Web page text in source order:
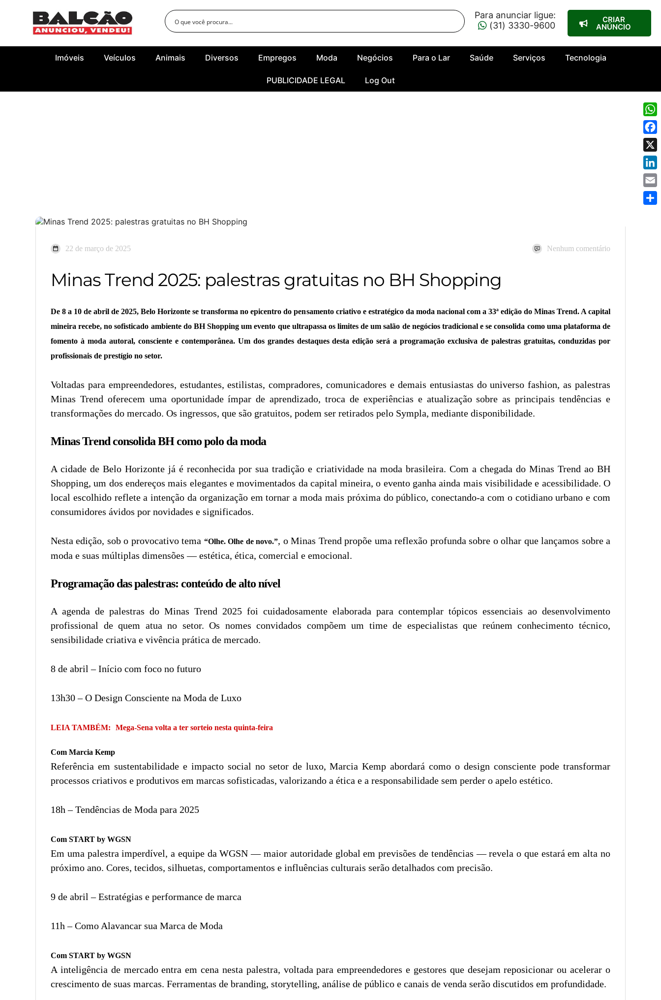
Para anunciar ligue:
(31) 3330-9600
CRIAR
ANÚNCIO
Imóveis Veículos Animais Diversos Empregos Moda Negócios Para o Lar Saúde Serviços Tecnologia
PUBLICIDADE LEGAL Log Out
22 de março de 2025 Nenhum comentário
Minas Trend 2025: palestras gratuitas no BH Shopping
De 8 a 10 de abril de 2025, Belo Horizonte se transforma no epicentro do pensamento criativo e estratégico da moda nacional com a 33ª edição do Minas Trend. A capital
mineira recebe, no sofisticado ambiente do BH Shopping um evento que ultrapassa os limites de um salão de negócios tradicional e se consolida como uma plataforma de
fomento à moda autoral, consciente e contemporânea. Um dos grandes destaques desta edição será a programação exclusiva de palestras gratuitas, conduzidas por
profissionais de prestígio no setor.
Voltadas para empreendedores, estudantes, estilistas, compradores, comunicadores e demais entusiastas do universo fashion, as palestras
Minas Trend oferecem uma oportunidade ímpar de aprendizado, troca de experiências e atualização sobre as principais tendências e
transformações do mercado. Os ingressos, que são gratuitos, podem ser retirados pelo Sympla, mediante disponibilidade.
Minas Trend consolida BH como polo da moda
A cidade de Belo Horizonte já é reconhecida por sua tradição e criatividade na moda brasileira. Com a chegada do Minas Trend ao BH
Shopping, um dos endereços mais elegantes e movimentados da capital mineira, o evento ganha ainda mais visibilidade e acessibilidade. O
local escolhido reflete a intenção da organização em tornar a moda mais próxima do público, conectando-a com o cotidiano urbano e com
consumidores ávidos por novidades e significados.
Nesta edição, sob o provocativo tema “Olhe. Olhe de novo.”, o Minas Trend propõe uma reflexão profunda sobre o olhar que lançamos sobre a
moda e suas múltiplas dimensões — estética, ética, comercial e emocional.
Programação das palestras: conteúdo de alto nível
A agenda de palestras do Minas Trend 2025 foi cuidadosamente elaborada para contemplar tópicos essenciais ao desenvolvimento
profissional de quem atua no setor. Os nomes convidados compõem um time de especialistas que reúnem conhecimento técnico,
sensibilidade criativa e vivência prática de mercado.
8 de abril – Início com foco no futuro
13h30 – O Design Consciente na Moda de Luxo
LEIA TAMBÉM: Mega-Sena volta a ter sorteio nesta quinta-feira
Com Marcia Kemp
Referência em sustentabilidade e impacto social no setor de luxo, Marcia Kemp abordará como o design consciente pode transformar
processos criativos e produtivos em marcas sofisticadas, valorizando a ética e a responsabilidade sem perder o apelo estético.
18h – Tendências de Moda para 2025
Com START by WGSN
Em uma palestra imperdível, a equipe da WGSN — maior autoridade global em previsões de tendências — revela o que estará em alta no
próximo ano. Cores, tecidos, silhuetas, comportamentos e influências culturais serão detalhados com precisão.
9 de abril – Estratégias e performance de marca
11h – Como Alavancar sua Marca de Moda
Com START by WGSN
A inteligência de mercado entra em cena nesta palestra, voltada para empreendedores e gestores que desejam reposicionar ou acelerar o
crescimento de suas marcas. Ferramentas de branding, storytelling, análise de público e canais de venda serão discutidos em profundidade.
X